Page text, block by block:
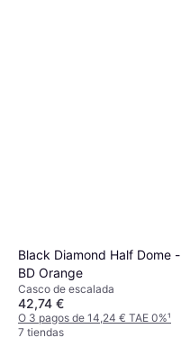
Black Diamond Half Dome -
BD Orange
Casco de escalada
42,74 €
O 3 pagos de 14,24 € TAE 0%¹
7 tiendas